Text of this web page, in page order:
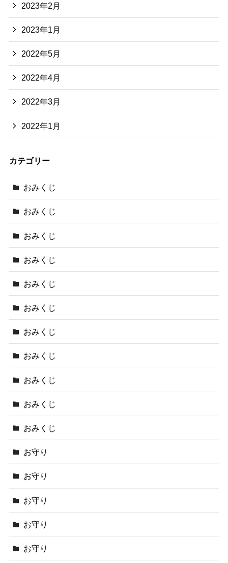
2023年2月
2023年1月
2022年5月
2022年4月
2022年3月
2022年1月
カテゴリー
おみくじ
おみくじ
おみくじ
おみくじ
おみくじ
おみくじ
おみくじ
おみくじ
おみくじ
おみくじ
おみくじ
お守り
お守り
お守り
お守り
お守り